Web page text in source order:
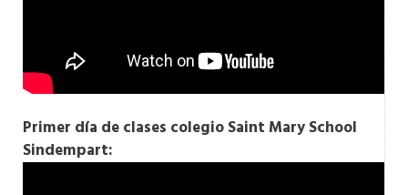
Primer día de clases colegio Saint MarySchool
Sindempart: